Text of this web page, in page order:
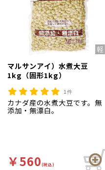
マルサンアイ）水煮大豆
1kg（固形1kg）
1件
カナダ産の水煮大豆です。無
添加・無漂白。
￥560(税込)